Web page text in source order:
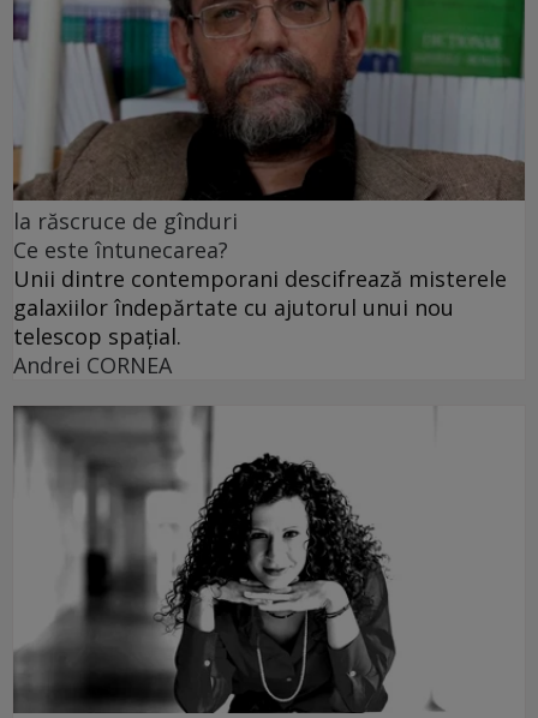
la răscruce de gînduri
Ce este întunecarea?
Unii dintre contemporani descifrează misterele
galaxiilor îndepărtate cu ajutorul unui nou
telescop spațial.
Andrei CORNEA